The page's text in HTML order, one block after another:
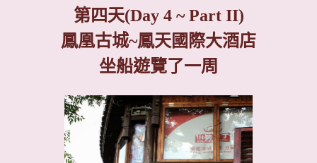
第四天(Day 4 ~ Part II)
鳳凰古城~鳳天國際大酒店
坐船遊覽了一周